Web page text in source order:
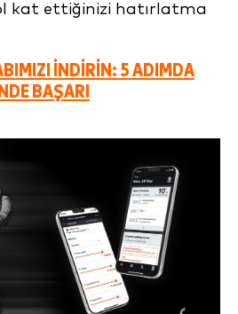
kat ettiğinizi hatırlatma
INDIRIN: 5 ADIMDA
BAŞARI